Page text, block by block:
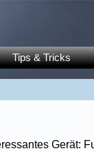
Tips & Tricks
Gerät: